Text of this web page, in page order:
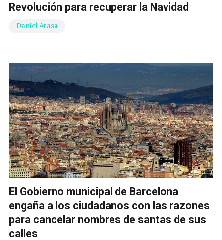
Revolución para recuperar la Navidad
Daniel Arasa
El Gobierno municipal de Barcelona
engaña a los ciudadanos con las razones
para cancelar nombres de santas de sus
calles